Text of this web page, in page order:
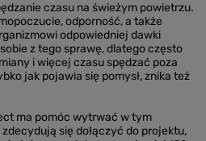
czasu na świeżym powietrzu.
odporność, a także
odpowiedniej dawki
z tego sprawę, dlatego często
i więcej czasu spędzać poza
jak pojawia się pomysł, znika też
ma pomóc wytrwać w tym
się dołączyć do projektu,